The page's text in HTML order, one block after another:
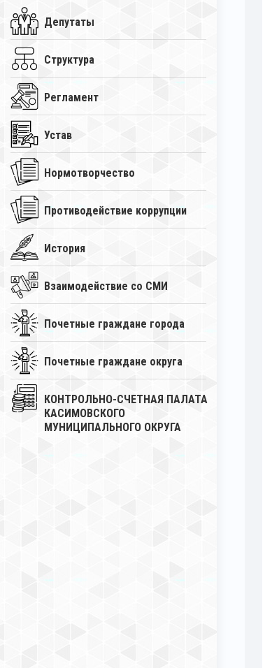
Депутаты
Структура
Регламент
Устав
Нормотворчество
Противодействие коррупции
История
Взаимодействие со СМИ
Почетные граждане города
Почетные граждане округа
КОНТРОЛЬНО-СЧЕТНАЯ ПАЛАТА
КАСИМОВСКОГО
МУНИЦИПАЛЬНОГО ОКРУГА